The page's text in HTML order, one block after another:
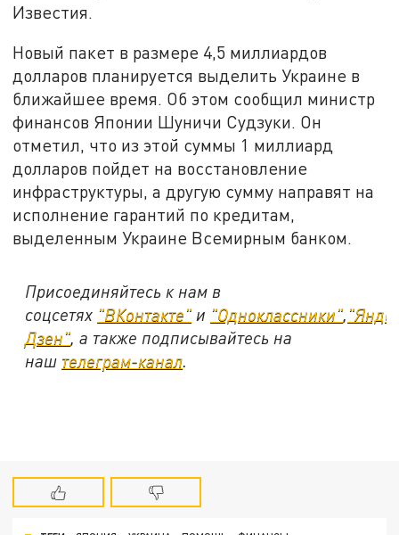
Известия.
Новый пакет в размере 4,5 миллиардов
долларов планируется выделить Украине в
ближайшее время. Об этом сообщил министр
финансов Японии Шуничи Судзуки. Он
отметил, что из этой суммы 1 миллиард
долларов пойдет на восстановление
инфраструктуры, а другую сумму направят на
исполнение гарантий по кредитам,
выделенным Украине Всемирным банком.
Присоединяйтесь к нам в
соцсетях "ВКонтакте" и "Одноклассники",
Дзен", а также подписывайтесь на
наш телеграм-канал.